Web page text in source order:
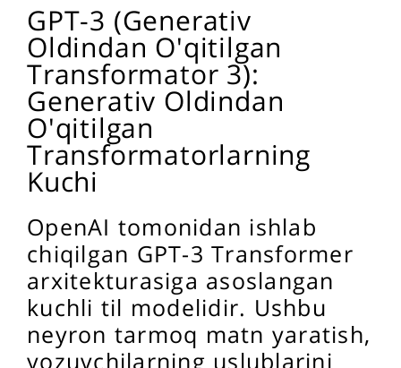
GPT-3 (Generativ
Oldindan O'qitilgan
Transformator 3):
Generativ Oldindan
O'qitilgan
Transformatorlarning
Kuchi
OpenAI tomonidan ishlab
chiqilgan GPT-3 Transformer
arxitekturasiga asoslangan
kuchli til modelidir. Ushbu
neyron tarmoq matn yaratish,
yozuvchilarning uslublarini